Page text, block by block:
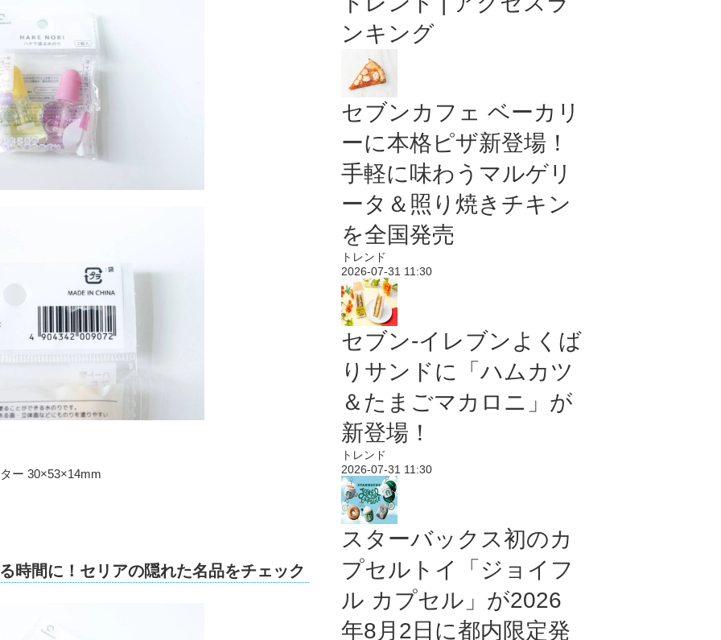
ー 30×53×14mm
時間に！セリアの隠れた名品をチェック
ンキング
セブンカフェ ベーカリ
ーに本格ピザ新登場！
手軽に味わうマルゲリ
ータ＆照り焼きチキン
を全国発売
トレンド
2026-07-31 11:30
セブン‐イレブンよくば
りサンドに「ハムカツ
＆たまごマカロニ」が
新登場！
トレンド
2026-07-31 11:30
スターバックス初のカ
プセルトイ「ジョイフ
ル カプセル」が2026
年8月2日に都内限定発